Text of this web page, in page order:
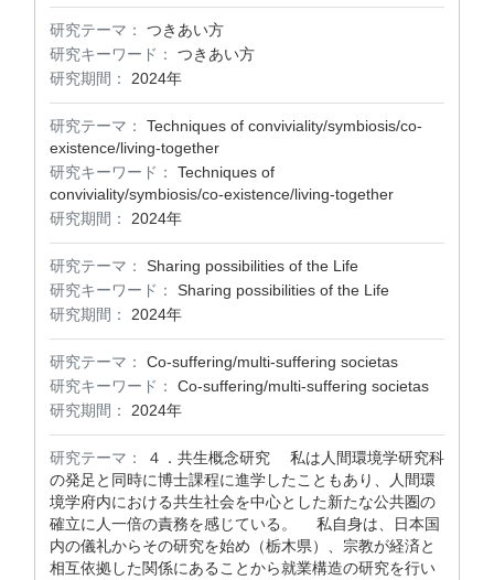
研究テーマ：
つきあい方
研究キーワード：
つきあい方
研究期間：
2024年
研究テーマ：
Techniques of conviviality/symbiosis/co-
existence/living-together
研究キーワード：
Techniques of
conviviality/symbiosis/co-existence/living-together
研究期間：
2024年
研究テーマ：
Sharing possibilities of the Life
研究キーワード：
Sharing possibilities of the Life
研究期間：
2024年
研究テーマ：
Co-suffering/multi-suffering societas
研究キーワード：
Co-suffering/multi-suffering societas
研究期間：
2024年
研究テーマ：
４．共生概念研究 私は人間環境学研究科
の発足と同時に博士課程に進学したこともあり、人間環
境学府内における共生社会を中心とした新たな公共圏の
確立に人一倍の責務を感じている。 私自身は、日本国
内の儀礼からその研究を始め（栃木県）、宗教が経済と
相互依拠した関係にあることから就業構造の研究を行い